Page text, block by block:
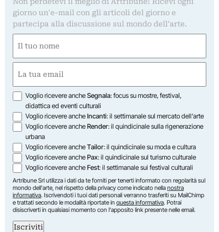
giorno un'e-mail con gli articoli del giorno e
partecipa alla discussione sul mondo dell'arte.
(Obbligatorio)
Nome
(Obbligatorio)
Opzioni
Voglio ricevere ancheSegnala: focus su mostre, festival,
didattica ed eventi culturali
Voglio ricevere ancheIncanti: il settimanale sul mercato dell'arte
Voglio ricevere ancheRender: il quindicinale sulla rigenerazione
urbana
Voglio ricevere ancheTailor: il quindicinale su moda e cultura
Voglio ricevere anchePax: il quindicinale sul turismo culturale
Voglio ricevere ancheFest: il settimanale sui festival culturali
Artribune Srl utilizza i dati da te forniti per tenerti informato con regolarità sul
mondo dell'arte, nel rispetto della privacy come indicato nella nostra
informativa. Iscrivendoti i tuoi dati personali verranno trasferiti su MailChimp
e trattati secondo le modalità riportate in questa informativa. Potrai
disiscriverti in qualsiasi momento con l'apposito link presente nelle email.
Iscriviti